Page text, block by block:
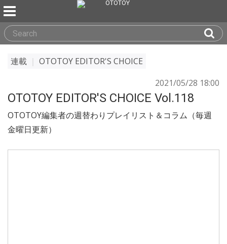
連載
OTOTOY EDITOR'S CHOICE
2021/05/28 18:00
OTOTOY EDITOR'S CHOICE Vol.118
OTOTOY編集者の週替わりプレイリスト＆コラム（毎週
金曜日更新）